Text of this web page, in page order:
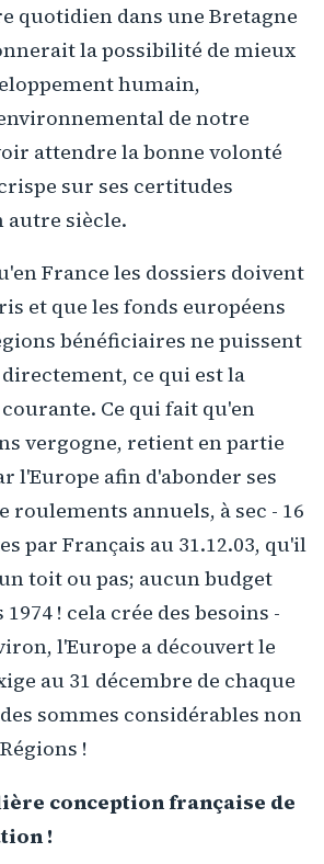
quotidien dans une Bretagne
la possibilité de mieux
humain,
de notre
attendre la bonne volonté
sur ses certitudes
autre siècle.
France les dossiers doivent
et que les fonds européens
bénéficiaires ne puissent
ce qui est la
Ce qui fait qu'en
vergogne, retient en partie
l'Europe afin d'abonder ses
roulements annuels, à sec - 16
par Français au 31.12.03, qu'il
toit ou pas; aucun budget
! cela crée des besoins -
l'Europe a découvert le
au 31 décembre de chaque
sommes considérables non
!
conception française de
!